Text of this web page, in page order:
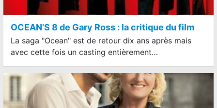
OCEAN’S 8 de Gary Ross : la critique du film
La saga "Ocean" est de retour dix ans après mais
avec cette fois un casting entièrement…